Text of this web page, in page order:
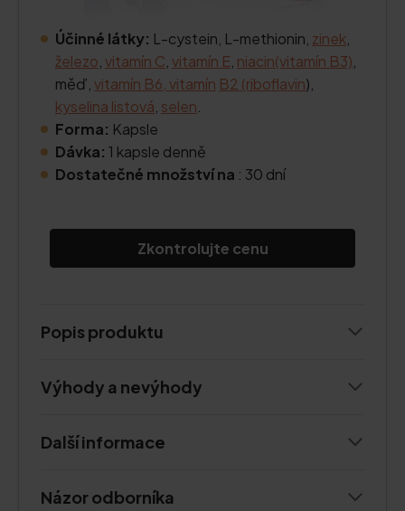
Účinné látky: L-cystein, L-methionin, zinek
železo vitamín C vitamín E niacin(vitamín B3)
měď, vitamín B6, vitamín B2 (riboflavin),
kyselina listová selen
Forma: Kapsle
Dávka: 1 kapsle denně
Dostatečné množství na : 30 dní
Zkontrolujte cenu
Popis produktu
Výhody a nevýhody
Další informace
Názor odborníka